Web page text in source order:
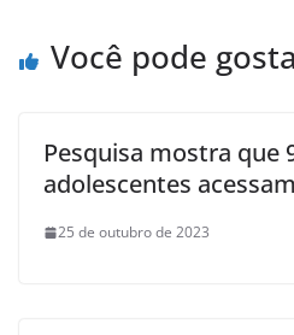
Você pode
Pesquisa mostra que
adolescentes
25 de outubro de 2023